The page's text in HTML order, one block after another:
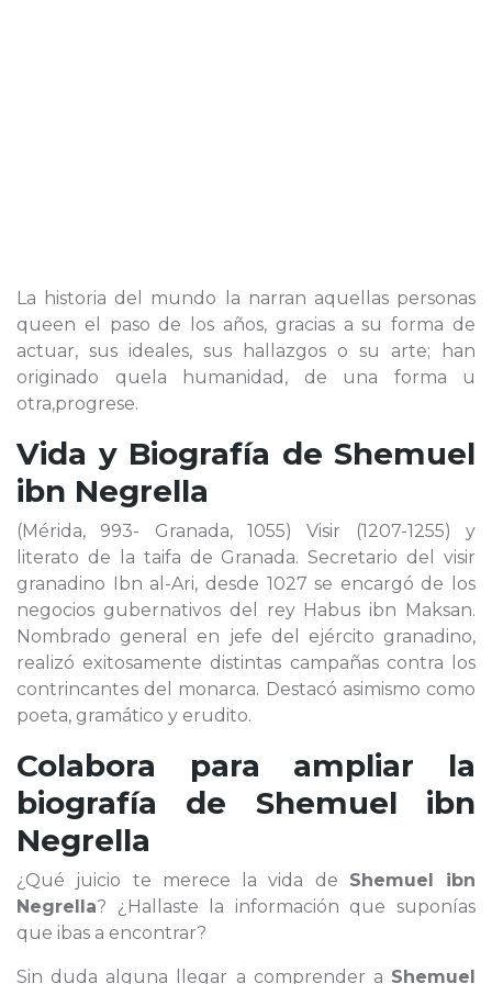
La historia del mundo la narran aquellas personas
queen el paso de los años, gracias a su forma de
actuar, sus ideales, sus hallazgos o su arte; han
originado quela humanidad, de una forma u
otra,progrese.
Vida y Biografía de Shemuel
ibn Negrella
(Mérida, 993- Granada, 1055) Visir (1207-1255) y
literato de la taifa de Granada. Secretario del visir
granadino Ibn al-Ari, desde 1027 se encargó de los
negocios gubernativos del rey Habus ibn Maksan.
Nombrado general en jefe del ejército granadino,
realizó exitosamente distintas campañas contra los
contrincantes del monarca. Destacó asimismo como
poeta, gramático y erudito.
Colabora para ampliar la
biografía de Shemuel ibn
Negrella
¿Qué juicio te merece la vida de Shemuel ibn
Negrella? ¿Hallaste la información que suponías
que ibas a encontrar?
Sin duda alguna llegar a comprender a Shemuel